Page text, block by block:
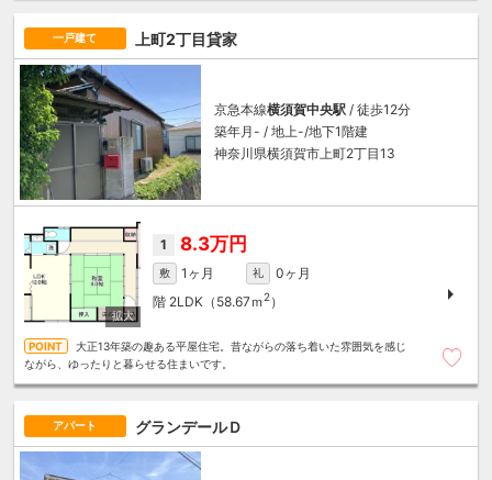
一戸建て 上町2丁目貸家
京急本線横須賀中央駅 / 徒歩12分
築年月- / 地上-/地下1階建
神奈川県横須賀市上町2丁目13
1 8.3万円
敷 1ヶ月 礼
0ヶ月
階 2LDK（58.67ｍ 2）
大正13年築の趣ある平屋住宅。昔ながらの落ち着いた雰囲気を感じ
ながら、ゆったりと暮らせる住まいです。
アパート グランデールＤ